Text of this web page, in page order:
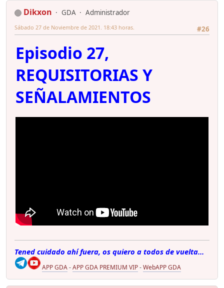
Dikxon GDA
Administrador
#26
Sábado 27 de Noviembre de 2021. 18:43 horas.
Episodio 27,
REQUISITORIAS Y
SEÑALAMIENTOS
Tened cuidado ahí fuera, os quiero a todos de vuelta...
APP GDA-APP GDA PREMIUM VIP-WebAPP GDA